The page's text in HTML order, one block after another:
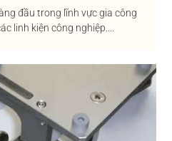
đầu trong lĩnh vực gia công
linh kiện công nghiệp....